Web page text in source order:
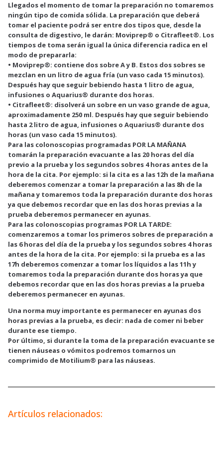
Llegados el momento de tomar la preparación no tomaremos
ningún tipo de comida sólida. La preparación que deberá
tomar el paciente podrá ser entre dos tipos que, desde la
consulta de digestivo, le darán: Moviprep® o Citrafleet®. Los
tiempos de toma serán igual la única diferencia radica en el
modo de prepararla:
• Moviprep®: contiene dos sobre A y B. Estos dos sobres se
mezclan en un litro de agua fría (un vaso cada 15 minutos).
Después hay que seguir bebiendo hasta 1 litro de agua,
infusiones o Aquarius® durante dos horas.
• Citrafleet®: disolverá un sobre en un vaso grande de agua,
aproximadamente 250 ml. Después hay que seguir bebiendo
hasta 2 litro de agua, infusiones o Aquarius® durante dos
horas (un vaso cada 15 minutos).
Para las colonoscopias programadas POR LA MAÑANA
tomarán la preparación evacuante a las 20 horas del día
previo a la prueba y los segundos sobres 4 horas antes de la
hora de la cita. Por ejemplo: si la cita es a las 12h de la mañana
deberemos comenzar a tomar la preparación a las 8h de la
mañana y tomaremos toda la preparación durante dos horas
ya que debemos recordar que en las dos horas previas a la
prueba deberemos permanecer en ayunas.
Para las colonoscopias programas POR LA TARDE:
comenzaremos a tomar los primeros sobres de preparación a
las 6 horas del día de la prueba y los segundos sobres 4 horas
antes de la hora de la cita. Por ejemplo: si la prueba es a las
17h deberemos comenzar a tomar los líquidos a las 11h y
tomaremos toda la preparación durante dos horas ya que
debemos recordar que en las dos horas previas a la prueba
deberemos permanecer en ayunas.
Una norma muy importante es permanecer en ayunas dos
horas previas a la prueba, es decir: nada de comer ni beber
durante ese tiempo.
Por último, si durante la toma de la preparación evacuante se
tienen náuseas o vómitos podremos tomarnos un
comprimido de Motilium® para las náuseas.
Artículos relacionados: